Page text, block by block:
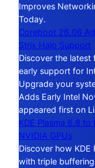
Improves
Today.
Coreboot 26.06
Strix Halo Support
Discover the latest
early support for
Upgrade your
Adds Early Intel
appeared first on
KDE Plasma 6.8
NVIDIA GPUs
Discover how KDE
with triple